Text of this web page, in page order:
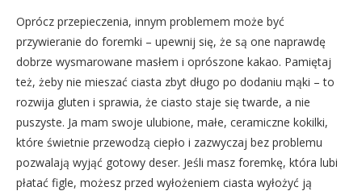
Oprócz przepieczenia, innym problemem może być
przywieranie do foremki – upewnij się, że są one naprawdę
dobrze wysmarowane masłem i oprószone kakao. Pamiętaj
też, żeby nie mieszać ciasta zbyt długo po dodaniu mąki – to
rozwija gluten i sprawia, że ciasto staje się twarde, a nie
puszyste. Ja mam swoje ulubione, małe, ceramiczne kokilki,
które świetnie przewodzą ciepło i zazwyczaj bez problemu
pozwalają wyjąć gotowy deser. Jeśli masz foremkę, która lubi
płatać figle, możesz przed wyłożeniem ciasta wyłożyć ją